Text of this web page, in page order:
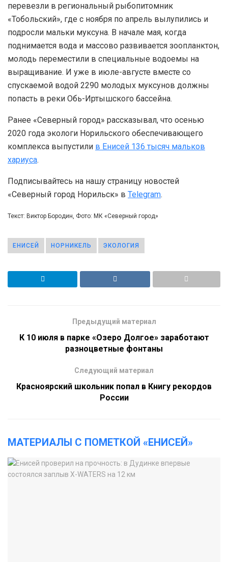
перевезли в региональный рыбопитомник
«Тобольский», где с ноября по апрель вылупились и
подросли мальки муксуна. В начале мая, когда
поднимается вода и массово развивается зоопланктон,
молодь переместили в специальные водоемы на
выращивание. И уже в июле-августе вместе со
спускаемой водой 2290 молодых муксунов должны
попасть в реки Обь-Иртышского бассейна.
Ранее «Северный город» рассказывал, что осенью
2020 года экологи Норильского обеспечивающего
комплекса выпустили в Енисей 136 тысяч мальков
хариуса.
Подписывайтесь на нашу страницу новостей
«Северный город Норильск» в Telegram.
Текст: Виктор Бородин, Фото: МК «Северный город»
ЕНИСЕЙ НОРНИКЕЛЬ ЭКОЛОГИЯ
Предыдущий материал
К 10 июля в парке «Озеро Долгое» заработают
разноцветные фонтаны
Следующий материал
Красноярский школьник попал в Книгу рекордов
России
МАТЕРИАЛЫ С ПОМЕТКОЙ «ЕНИСЕЙ»